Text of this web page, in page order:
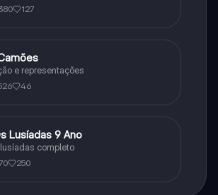
127
e representações
46
Lusíadas 9 Ano
completo
250